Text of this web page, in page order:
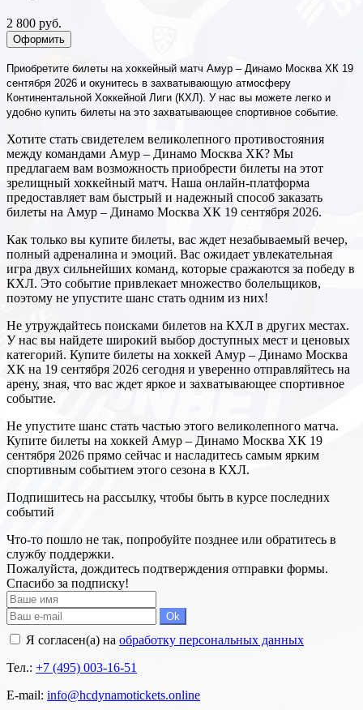
2 800 руб.
Оформить
Приобретите билеты на хоккейный матч Амур – Динамо Москва ХК 19
сентября 2026 и окунитесь в захватывающую атмосферу
Континентальной Хоккейной Лиги (КХЛ). У нас вы можете легко и
удобно купить билеты на это захватывающее спортивное событие.
Хотите стать свидетелем великолепного противостояния
между командами Амур – Динамо Москва ХК? Мы
предлагаем вам возможность приобрести билеты на этот
зрелищный хоккейный матч. Наша онлайн-платформа
предоставляет вам быстрый и надежный способ заказать
билеты на Амур – Динамо Москва ХК 19 сентября 2026.
Как только вы купите билеты, вас ждет незабываемый вечер,
полный адреналина и эмоций. Вас ожидает увлекательная
игра двух сильнейших команд, которые сражаются за победу в
КХЛ. Это событие привлекает множество болельщиков,
поэтому не упустите шанс стать одним из них!
Не утруждайтесь поисками билетов на КХЛ в других местах.
У нас вы найдете широкий выбор доступных мест и ценовых
категорий. Купите билеты на хоккей Амур – Динамо Москва
ХК на 19 сентября 2026 сегодня и уверенно отправляйтесь на
арену, зная, что вас ждет яркое и захватывающее спортивное
событие.
Не упустите шанс стать частью этого великолепного матча.
Купите билеты на хоккей Амур – Динамо Москва ХК 19
сентября 2026 прямо сейчас и насладитесь самым ярким
спортивным событием этого сезона в КХЛ.
Подпишитесь на рассылку, чтобы быть в курсе последних
событий
Что-то пошло не так, попробуйте позднее или обратитесь в
службу поддержки.
Пожалуйста, дождитесь подтверждения отправки формы.
Спасибо за подписку!
Ok
Я согласен(а) на обработку персональных данных
Тел.: +7 (495) 003-16-51
E-mail: info@hcdynamotickets.online